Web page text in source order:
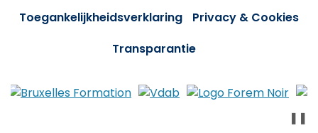
Toegankelijkheidsverklaring
Privacy & Cookies
Transparantie
❚❚